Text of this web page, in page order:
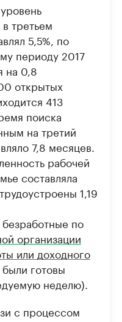
третьем
5,5%, по
периоду 2017
на 0,8
открытых
413
поиска
на третий
7,8 месяцев.
рабочей
составляла
1,19
по
организации
или доходного
готовы
неделю).
с процессом